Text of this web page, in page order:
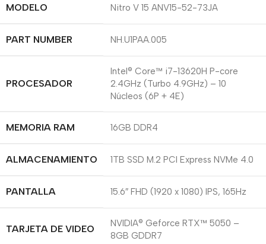
MODELO Nitro V 15 ANV15-52-73JA
PART NUMBER NH.U1PAA.005
PROCESADOR
Intel® Core™ i7-13620H P-core
2.4GHz (Turbo 4.9GHz) – 10
Núcleos (6P + 4E)
MEMORIA RAM 16GB DDR4
ALMACENAMIENTO 1TB SSD M.2 PCI Express NVMe 4.0
PANTALLA 15.6″ FHD (1920 x 1080) IPS, 165Hz
TARJETA DE VIDEO
NVIDIA® Geforce RTX™ 5050 –
8GB GDDR7